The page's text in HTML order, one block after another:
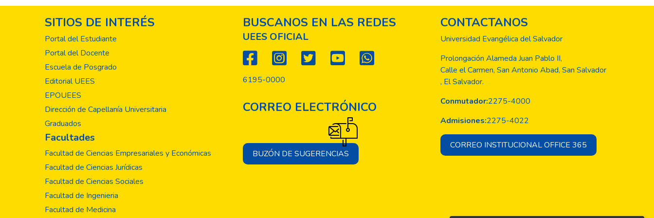
SITIOS DE INTERÉS
Portal del Estudiante
Portal del Docente
Escuela de Posgrado
Editorial UEES
EPOUEES
Dirección de Capellanía Universitaria
Graduados
Facultades
Facultad de Ciencias Empresariales y Económicas
Facultad de Ciencias Jurídicas
Facultad de Ciencias Sociales
Facultad de Ingenieria
Facultad de Medicina
BUSCANOS EN LAS REDES
UEES OFICIAL
6195-0000
CORREO ELECTRÓNICO
BUZÓN DE SUGERENCIAS
CONTACTANOS
Universidad Evangélica del Salvador
Prolongación Alameda Juan Pablo II,
Calle el Carmen, San Antonio Abad, San Salvador
, El Salvador.
Conmutador:2275-4000
Admisiones:2275-4022
CORREO INSTITUCIONAL OFFICE 365